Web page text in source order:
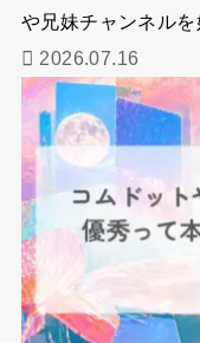
や兄妹チャンネル
2026.07.16